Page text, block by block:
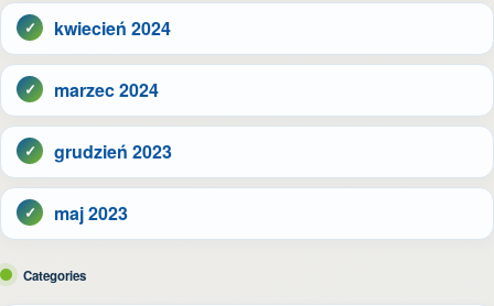
kwiecień 2024
marzec 2024
grudzień 2023
maj 2023
Categories